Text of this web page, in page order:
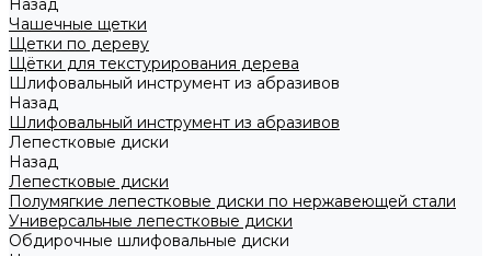
Назад
Чашечные щетки
Щетки по дереву
Щётки для текстурирования дерева
Шлифовальный инструмент из абразивов
Назад
Шлифовальный инструмент из абразивов
Лепестковые диски
Назад
Лепестковые диски
Полумягкие лепестковые диски по нержавеющей стали
Универсальные лепестковые диски
Обдирочные шлифовальные диски